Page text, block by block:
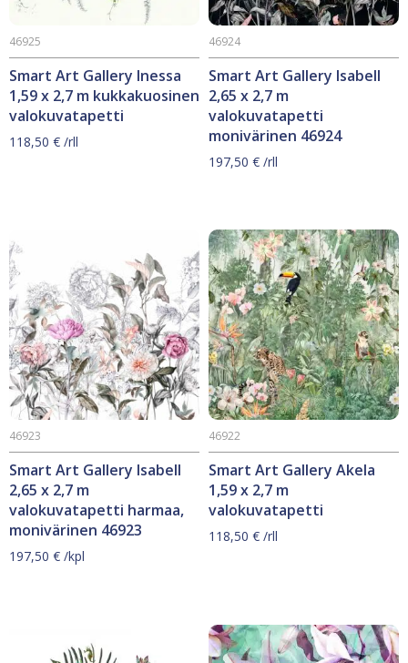
Smart Art Gallery Inessa
1,59 x 2,7 m kukkakuosinen
valokuvatapetti
46925
118,50 € /rll
Smart Art Gallery Isabell
2,65 x 2,7 m
valokuvatapetti
monivärinen 46924
46924
197,50 € /rll
Smart Art Gallery Isabell
2,65 x 2,7 m
valokuvatapetti harmaa,
monivärinen 46923
46923
197,50 € /kpl
Smart Art Gallery Akela
1,59 x 2,7 m
valokuvatapetti
46922
118,50 € /rll